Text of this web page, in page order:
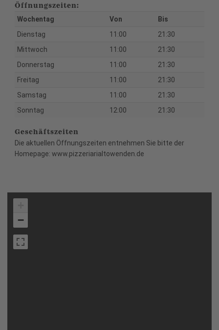
Öffnungszeiten:
Wochentag Von
Bis
Dienstag
11:00
21:30
Mittwoch
11:00
21:30
Donnerstag
11:00
21:30
Freitag
11:00
21:30
Samstag
11:00
21:30
Sonntag
12:00 21:30
Geschäftszeiten
Die aktuellen Öffnungszeiten entnehmen Sie bitte der
Homepage: www.pizzeriarialtowenden.de
−